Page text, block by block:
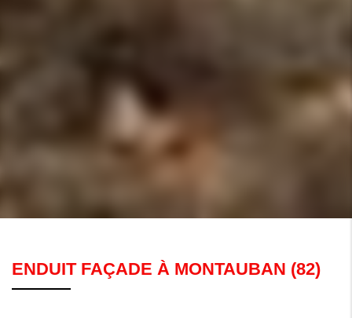
ENDUIT FAÇADE À MONTAUBAN (82)